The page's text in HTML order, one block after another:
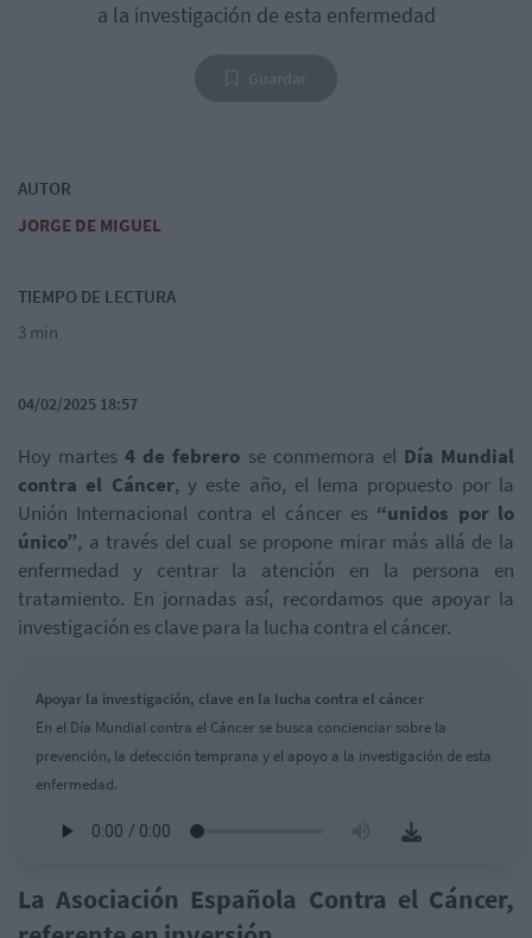
a la investigación de esta enfermedad
AUTOR
JORGE DE MIGUEL
TIEMPO DE LECTURA
3 min
04/02/2025 18:57
Hoy martes4 de febrero se conmemora el Día Mundial
contra el Cáncer, y este año, el lema propuesto por la
Unión Internacional contra el cáncer es “unidos por lo
único”, a través del cual se propone mirar más allá de la
enfermedad y centrar la atención en la persona en
tratamiento. En jornadas así, recordamos que apoyar la
investigación es clave para la lucha contra el cáncer.
Apoyar la investigación, clave en la lucha contra el cáncer
En el Día Mundial contra el Cáncer se busca concienciar sobre la
prevención, la detección temprana y el apoyo a la investigación de esta
enfermedad.
La Asociación Española Contra el Cáncer,